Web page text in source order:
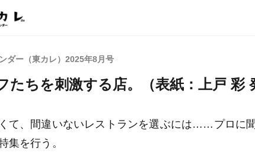
ダー（東カレ）2025年8月号
たちを刺激する店。（表紙：上戸 彩
て、間違いないレストランを選ぶには……プロに
集を行う。